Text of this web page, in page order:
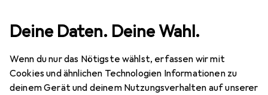
Deine Daten. Deine Wahl.
Wenn du nur das Nötigste wählst, erfassen wir mit
Cookies und ähnlichen Technologien Informationen zu
deinem Gerät und deinem Nutzungsverhalten auf unserer
Schutz Smartphone Hülle Noreve Lederschutzhülle Wallet
2 Bilder